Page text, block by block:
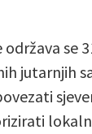
se
jutarnjih